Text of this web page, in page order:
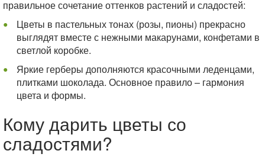
правильное сочетание оттенков растений и сладостей:
Цветы в пастельных тонах (розы, пионы) прекрасно
выглядят вместе с нежными макарунами, конфетами в
светлой коробке.
Яркие герберы дополняются красочными леденцами,
плитками шоколада. Основное правило – гармония
цвета и формы.
Кому дарить цветы со
сладостями?